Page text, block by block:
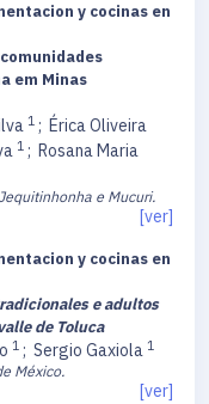
y cocinas en
em Minas
1 ; Érica Oliveira
1 ; Rosana Maria
e Mucuri.
[ver]
y cocinas en
e adultos
de Toluca
1 ; Sergio Gaxiola 1
México.
[ver]